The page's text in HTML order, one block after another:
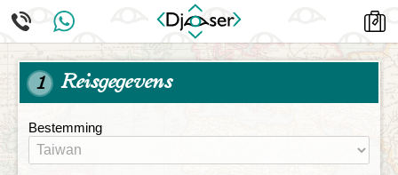
1 Reisgegevens
Bestemming